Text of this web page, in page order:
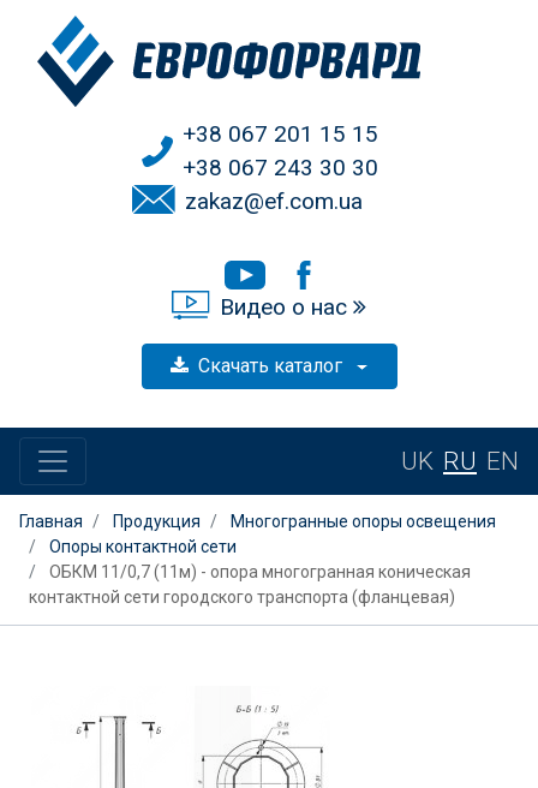
+38 067 201 15 15
+38 067 243 30 30
zakaz@ef.com.ua
Видео о нас
Скачать каталог
UK RU EN
Главная Продукция
Многогранные опоры освещения
Опоры контактной сети
ОБКМ 11/0,7 (11м) - опора многогранная коническая
контактной сети городского транспорта (фланцевая)